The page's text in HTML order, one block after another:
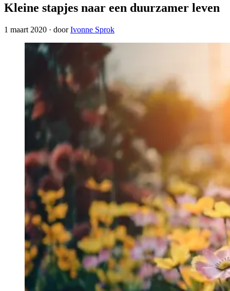
Kleine stapjes naar een duurzamer leven
1 maart 2020 · doorIvonne Sprok